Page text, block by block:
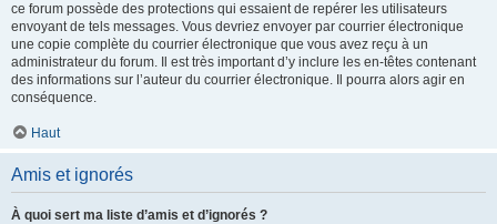
ce forum possède des protections qui essaient de repérer les utilisateurs
envoyant de tels messages. Vous devriez envoyer par courrier électronique
une copie complète du courrier électronique que vous avez reçu à un
administrateur du forum. Il est très important d’y inclure les en-têtes contenant
des informations sur l’auteur du courrier électronique. Il pourra alors agir en
conséquence.
Haut
Amis et ignorés
À quoi sert ma liste d’amis et d’ignorés ?